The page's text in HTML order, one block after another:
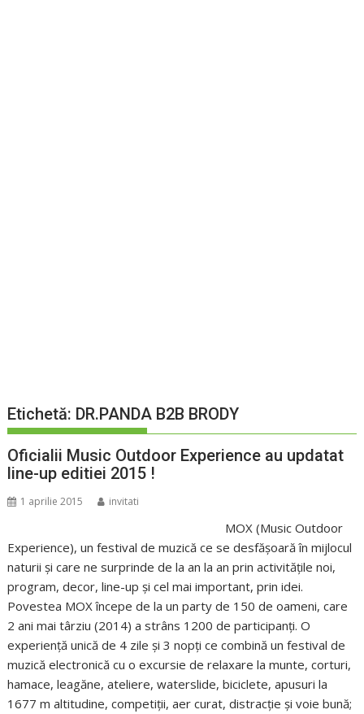
Etichetă: DR.PANDA B2B BRODY
Oficialii Music Outdoor Experience au updatat
line-up editiei 2015 !
1 aprilie 2015 invitati
MOX (Music Outdoor
Experience), un festival de muzică ce se desfășoară în mijlocul
naturii și care ne surprinde de la an la an prin activitățile noi,
program, decor, line-up și cel mai important, prin idei.
Povestea MOX începe de la un party de 150 de oameni, care
2 ani mai târziu (2014) a strâns 1200 de participanți. O
experiență unică de 4 zile și 3 nopți ce combină un festival de
muzică electronică cu o excursie de relaxare la munte, corturi,
hamace, leagăne, ateliere, waterslide, biciclete, apusuri la
1677 m altitudine, competiții, aer curat, distracție și voie bună;